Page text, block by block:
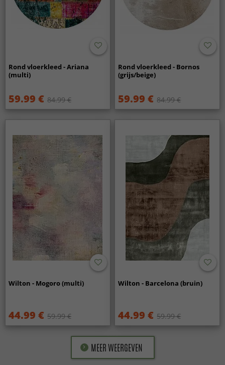
Rond vloerkleed - Ariana
(multi)
59.99 € 84.99 €
Rond vloerkleed - Bornos
(grijs/beige)
59.99 € 84.99 €
Wilton - Mogoro (multi)
44.99 € 59.99 €
Wilton - Barcelona (bruin)
44.99 € 59.99 €
MEER WEERGEVEN